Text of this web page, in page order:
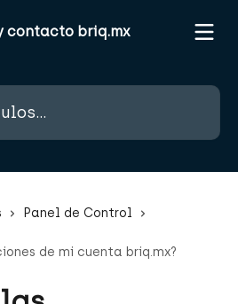
Panel de Control
de mi cuenta briq.mx?